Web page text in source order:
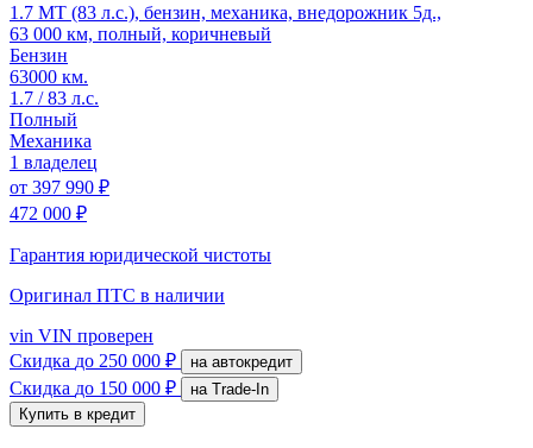
1.7 MT (83 л.с.), бензин, механика, внедорожник 5д.,
63 000 км, полный, коричневый
Бензин
63000 км.
1.7 / 83 л.с.
Полный
Механика
1 владелец
от 397 990 ₽
472 000 ₽
Гарантия юридической чистоты
Оригинал ПТС в наличии
vin VIN проверен
Скидка до 250 000 ₽ на автокредит
Скидка до 150 000 ₽
на Trade-In
Купить в кредит